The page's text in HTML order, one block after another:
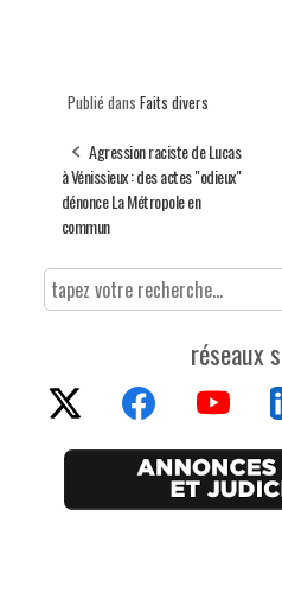
Publié dans Faits divers
Agression raciste de Lucas
à Vénissieux : des actes "odieux"
dénonce La Métropole en
commun
réseaux